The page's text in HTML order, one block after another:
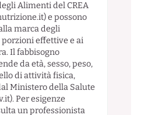
Alimenti del CREA
e possono
marca degli
effettive e ai
Il fabbisogno
da età, sesso, peso,
di attività fisica,
Ministero della Salute
Per esigenze
un professionista